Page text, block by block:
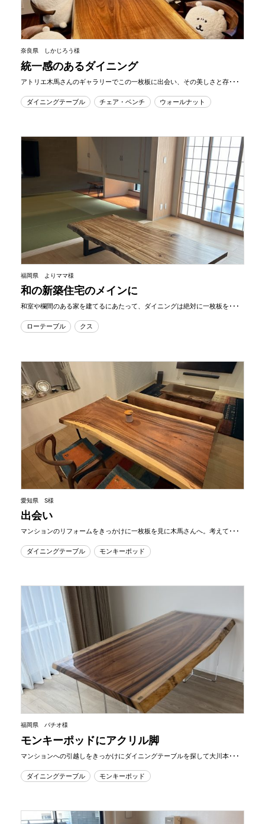
奈良県 しかじろう様
統一感のあるダイニング
アトリエ木馬さんのギャラリーでこの一枚板に出会い、その美しさと存･･･
ダイニングテーブル チェア・ベンチ ウォールナット
福岡県 よりママ様
和の新築住宅のメインに
和室や欄間のある家を建てるにあたって、ダイニングは絶対に一枚板を･･･
ローテーブル クス
愛知県 S様
出会い
マンションのリフォームをきっかけに一枚板を見に木馬さんへ。考えて･･･
ダイニングテーブル モンキーポッド
福岡県 バチオ様
モンキーポッドにアクリル脚
マンションへの引越しをきっかけにダイニングテーブルを探して大川本･･･
ダイニングテーブル モンキーポッド